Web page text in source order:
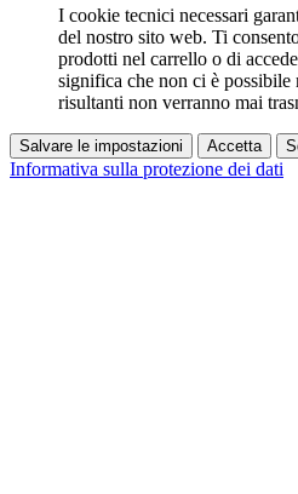
I cookie tecnici necessari
del nostro sito web. Ti
prodotti nel carrello o di
significa che non ci è possibile
risultanti non verranno mai
Salvare le impostazioni Accetta
Informativa sulla protezione dei dati